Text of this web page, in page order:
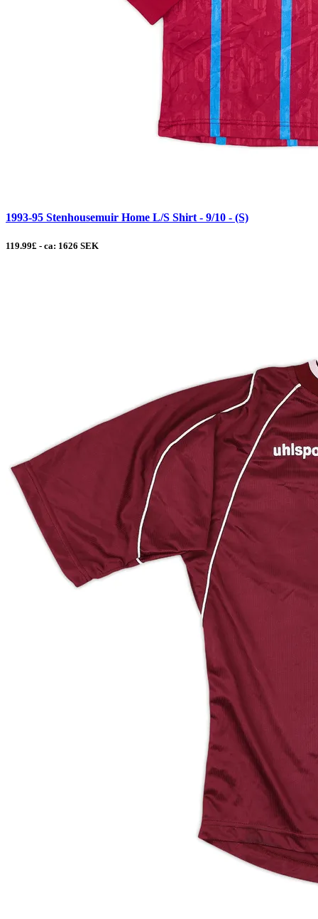
1993-95 Stenhousemuir Home L/S Shirt - 9/10 - (S)
119.99£ - ca: 1626 SEK